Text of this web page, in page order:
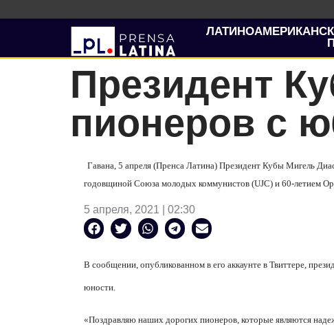
Президент
пионеров с
Гавана, 5 апреля (Пренса Латина) Президент Кубы Мигель
годовщиной Союза молодых коммунистов (UJC) и 60-летием
5 апреля, 2021 | 02:30
В сообщении, опубликованном в его аккаунте в Твиттере,
юности.
«Поздравляю наших дорогих пионеров, которые являются